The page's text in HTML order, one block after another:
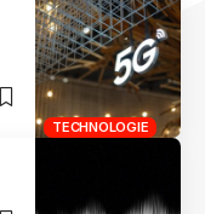
TECHNOLOGIE